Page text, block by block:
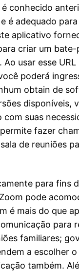
conhecido
é adequado
aplicativo
criar um
usar esse URL
poderá
obtain de
disponíveis,
suas
fazer
de reuniões
para fins
pode
é mais do que
para
familiares;
a escolher
também.